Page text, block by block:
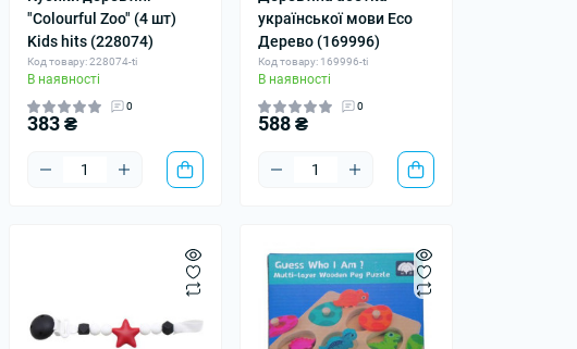
"Colourful Zoo" (4 шт)
Kids hits (228074)
Код товару: 228074-ti
В наявності
0
383 ₴
української мови Еco
Дерево (169996)
Код товару: 169996-ti
В наявності
0
588 ₴